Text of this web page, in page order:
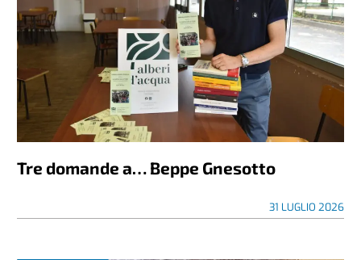
Tre domande a… Beppe Gnesotto
31 LUGLIO 2026